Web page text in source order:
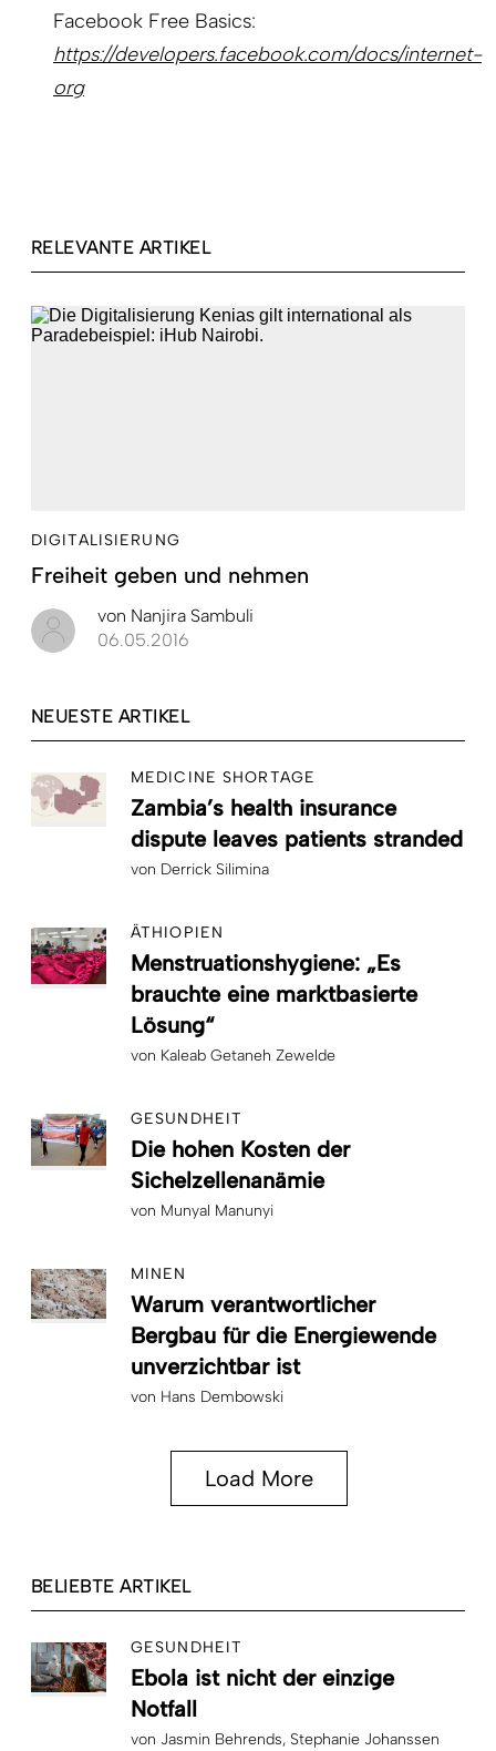
Facebook Free Basics:
https://developers.facebook.com/docs/internet-
org
RELEVANTE ARTIKEL
DIGITALISIERUNG
Freiheit geben und nehmen
von Nanjira Sambuli
06.05.2016
NEUESTE ARTIKEL
MEDICINE SHORTAGE
Zambia’s health insurance
dispute leaves patients stranded
von Derrick Silimina
ÄTHIOPIEN
Menstruationshygiene: „Es
brauchte eine marktbasierte
Lösung“
von Kaleab Getaneh Zewelde
GESUNDHEIT
Die hohen Kosten der
Sichelzellenanämie
von Munyal Manunyi
MINEN
Warum verantwortlicher
Bergbau für die Energiewende
unverzichtbar ist
von Hans Dembowski
Load More
BELIEBTE ARTIKEL
GESUNDHEIT
Ebola ist nicht der einzige
Notfall
von Jasmin Behrends Stephanie Johanssen